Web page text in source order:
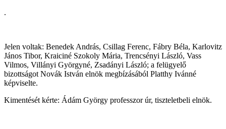
.
Jelen voltak: Benedek András, Csillag Ferenc, Fábry Béla, Karlovitz
János Tibor, Kraiciné Szokoly Mária, Trencsényi László, Vass
Vilmos, Villányi Györgyné, Zsadányi László; a felügyelő
bizottságot Novák István elnök megbízásából Platthy Ivánné
képviselte.
Kimentését kérte: Ádám György professzor úr, tiszteletbeli elnök.